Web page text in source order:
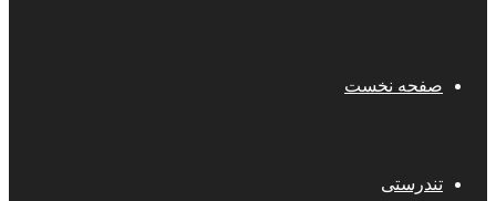
صفحه نخست
تندرستی